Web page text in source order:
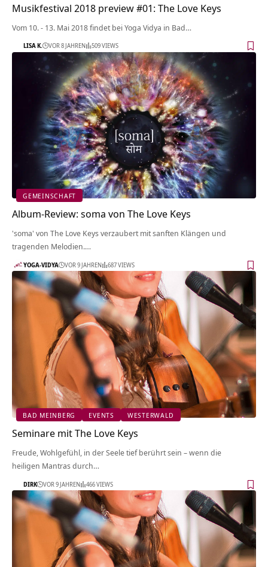
Musikfestival 2018 preview #01: The Love Keys
Vom 10. - 13. Mai 2018 findet bei Yoga Vidya in Bad…
LISA K. VOR 8 JAHREN 509 VIEWS
GEMEINSCHAFT
Album-Review: soma von The Love Keys
'soma' von The Love Keys verzaubert mit sanften Klängen und
tragenden Melodien.…
YOGA-VIDYA VOR 9 JAHREN 687 VIEWS
BAD MEINBERG EVENTS WESTERWALD
Seminare mit The Love Keys
Freude, Wohlgefühl, in der Seele tief berührt sein – wenn die
heiligen Mantras durch…
DIRK VOR 9 JAHREN 466 VIEWS